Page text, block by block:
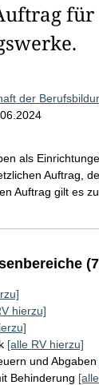
für
der
als
Auftrag,
Auftrag gilt es
hierzu]
[alle RV hierzu]
und Abgaben
Behinderung